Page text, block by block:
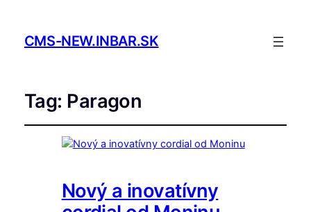
CMS-NEW.INBAR.SK
Tag: Paragon
Nový a inovatívny